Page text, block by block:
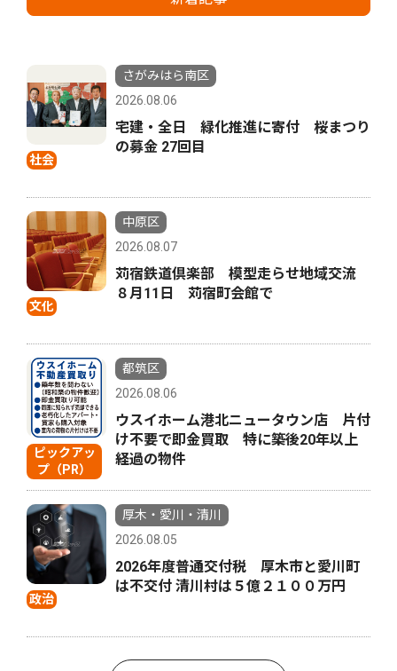
社会
さがみはら南区
2026.08.06
宅建・全日 緑化推進に寄付 桜まつり
の募金 27回目
文化
中原区
2026.08.07
苅宿鉄道倶楽部 模型走らせ地域交流
８月11日 苅宿町会館で
ピックアッ
プ（PR）
都筑区
2026.08.06
ウスイホーム港北ニュータウン店 片付
け不要で即金買取 特に築後20年以上
経過の物件
政治
厚木・愛川・清川
2026.08.05
2026年度普通交付税 厚木市と愛川町
は不交付 清川村は５億２１００万円